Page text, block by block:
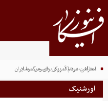
اعترافی دردناک برای جاسوس موساد
مخالفت مردم آمریکا برای جنگ با ایران
اورشنیک